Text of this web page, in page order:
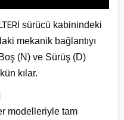
sürücü kabinindeki
mekanik bağlantıyı
(N) ve Sürüş (D)
kılar.
modelleriyle tam